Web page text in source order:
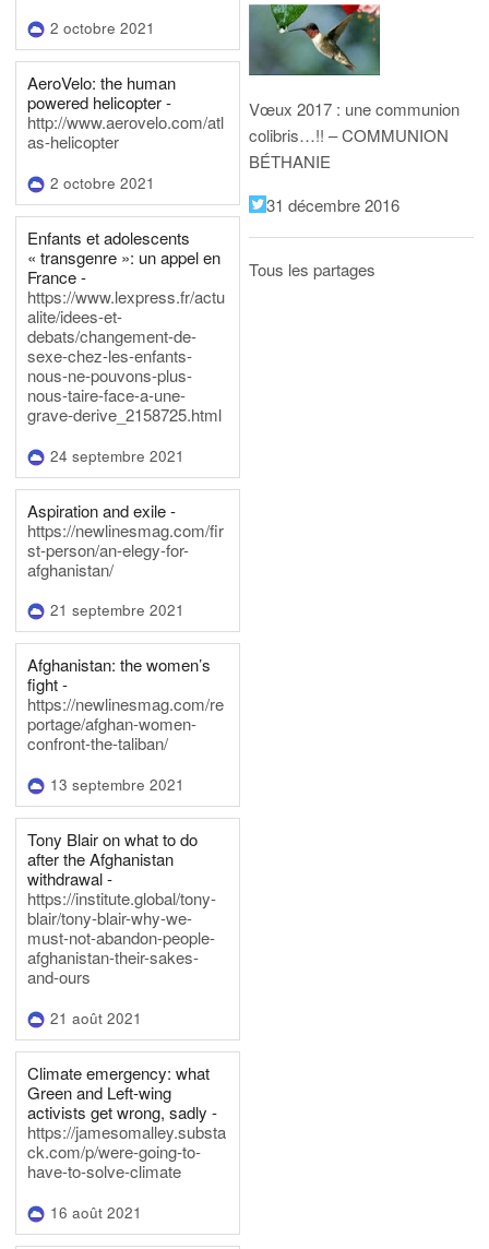
2 octobre 2021
AeroVelo: the human
powered helicopter -
http://www.aerovelo.com/atl
as-helicopter
2 octobre 2021
Enfants et adolescents
« transgenre »: un appel en
France -
https://www.lexpress.fr/actu
alite/idees-et-
debats/changement-de-
sexe-chez-les-enfants-
nous-ne-pouvons-plus-
nous-taire-face-a-une-
grave-derive_2158725.html
24 septembre 2021
Aspiration and exile -
https://newlinesmag.com/fir
st-person/an-elegy-for-
afghanistan/
21 septembre 2021
Afghanistan: the women’s
fight -
https://newlinesmag.com/re
portage/afghan-women-
confront-the-taliban/
13 septembre 2021
Tony Blair on what to do
after the Afghanistan
withdrawal -
https://institute.global/tony-
blair/tony-blair-why-we-
must-not-abandon-people-
afghanistan-their-sakes-
and-ours
21 août 2021
Climate emergency: what
Green and Left-wing
activists get wrong, sadly -
https://jamesomalley.substa
ck.com/p/were-going-to-
have-to-solve-climate
16 août 2021
Vœux 2017 : une communion
colibris…!! – COMMUNION
BÉTHANIE
31 décembre 2016
Tous les partages